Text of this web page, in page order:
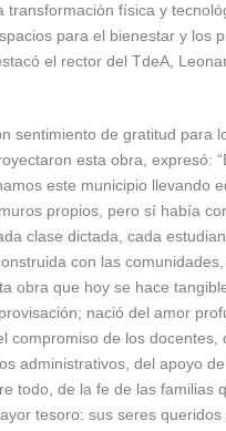
transformación física y
para el bienestar y los
el rector del TdeA,
sentimiento de gratitud para
esta obra, expresó:
este municipio llevando
propios, pero sí había
clase dictada, cada
con las
obra que hoy se hace
nació del amor
compromiso de los docentes,
administrativos, del apoyo
todo, de la fe de las familias
tesoro: sus seres queridos